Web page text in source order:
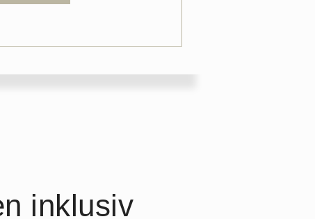
inklusiv